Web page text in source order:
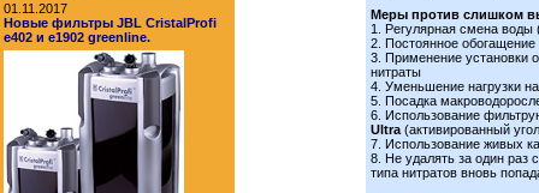
01.11.2017
Новые фильтры JBL CristalProfi
e402 и e1902 greenline.
Меры против слишком
1. Регулярная смена воды
2. Постоянное
3. Применение установки
нитраты
4. Уменьшение нагрузки
5. Посадка
6. Использование
Ultra (активированный
7. Использование живых
8. Не удалять за один раз
типа нитратов вновь